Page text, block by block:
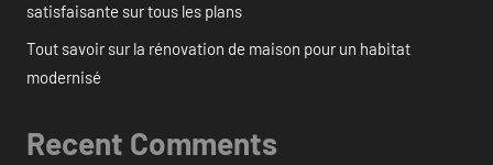
satisfaisante sur tous les plans
Tout savoir sur la rénovation de maison pour un habitat
modernisé
Recent Comments